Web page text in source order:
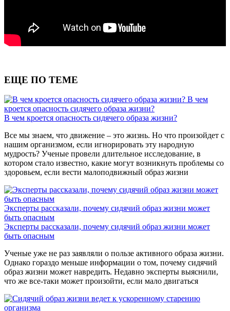
ЕЩЕ ПО ТЕМЕ
В чем
кроется опасность сидячего образа жизни?
В чем кроется опасность сидячего образа жизни?
Все мы знаем, что движение – это жизнь. Но что произойдет с
нашим организмом, если игнорировать эту народную
мудрость? Ученые провели длительное исследование, в
котором стало известно, какие могут возникнуть проблемы со
здоровьем, если вести малоподвижный образ жизни
Эксперты рассказали, почему сидячий образ жизни может
быть опасным
Эксперты рассказали, почему сидячий образ жизни может
быть опасным
Ученые уже не раз заявляли о пользе активного образа жизни.
Однако гораздо меньше информации о том, почему сидячий
образ жизни может навредить. Недавно эксперты выяснили,
что же все-таки может произойти, если мало двигаться